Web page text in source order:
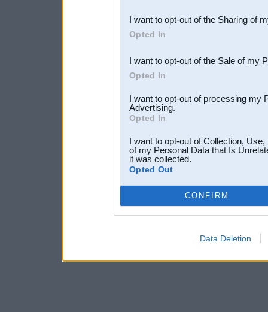
Downstream Participants
third parties.
I want to opt-out of the Sharing of
Opted In
I want to opt-out of the Sale of my
Opted In
I want to opt-out of processing my
Advertising.
Opted In
I want to opt-out of Collection,
of my Personal Data that Is
it was collected.
Opted Out
CONFIRM
Data Deletion